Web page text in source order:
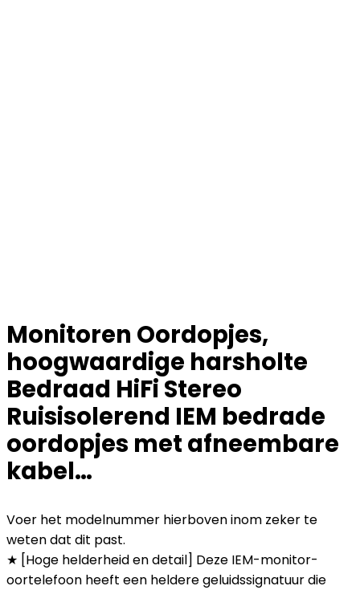
Monitoren Oordopjes,
hoogwaardige harsholte
Bedraad HiFi Stereo
Ruisisolerend IEM bedrade
oordopjes met afneembare
kabel…
Voer het modelnummer hierboven inom zeker te
weten dat dit past.
★ [Hoge helderheid en detail] Deze IEM-monitor-
oortelefoon heeft een heldere geluidssignatuur die